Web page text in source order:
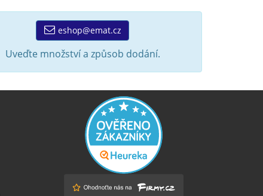
eshop@emat.cz
Uveďte množství a způsob dodání.